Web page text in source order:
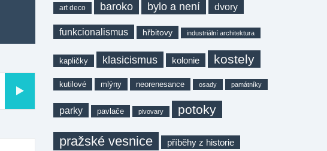
art deco baroko bylo a není dvory
funkcionalismus hřbitovy industriální architektura
kapličky klasicismus kolonie kostely
kutilové mlýny neorenesance osady památníky
parky pavlače pivovary potoky
pražské vesnice příběhy z historie